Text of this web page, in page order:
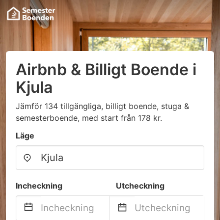
Airbnb & Billigt Boende i
Kjula
Jämför 134 tillgängliga, billigt boende, stuga &
semesterboende, med start från 178 kr.
Läge
Incheckning Utcheckning